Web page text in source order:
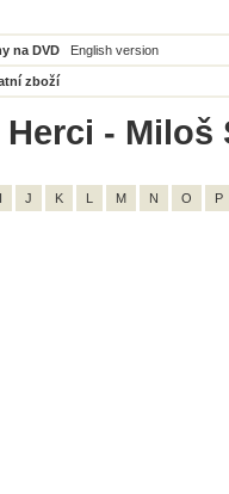
na DVD English version
zboží
Herci -
I J K L M N O P